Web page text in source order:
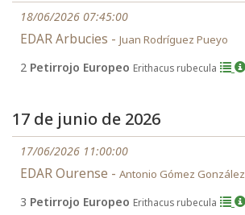
18/06/2026 07:45:00
EDAR Arbucies - Juan Rodríguez Pueyo
2 Petirrojo Europeo Erithacus rubecula
17 de junio de 2026
17/06/2026 11:00:00
EDAR Ourense - Antonio Gómez González
3 Petirrojo Europeo Erithacus rubecula